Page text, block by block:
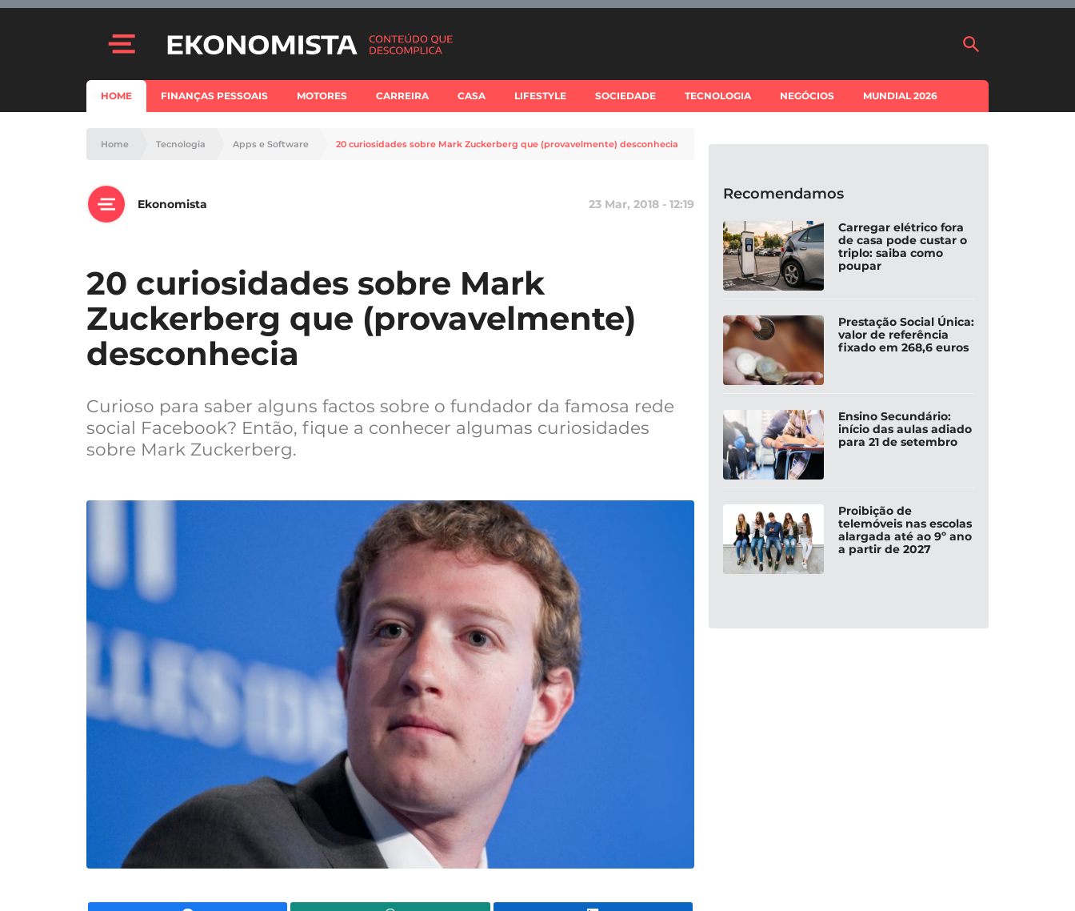
HOME FINANÇAS PESSOAIS MOTORES CARREIRA CASA LIFESTYLE SOCIEDADE TECNOLOGIA NEGÓCIOS MUNDIAL 2026
Home Tecnologia Apps e Software 20 curiosidades sobre Mark Zuckerberg que (provavelmente) desconhecia
Ekonomista 23 Mar, 2018 - 12:19
20 curiosidades sobre Mark
Zuckerberg que (provavelmente)
desconhecia
Curioso para saber alguns factos sobre o fundador da famosa rede
social Facebook? Então, fique a conhecer algumas curiosidades
sobre Mark Zuckerberg.
Recomendamos
Carregar elétrico fora
de casa pode custar o
triplo: saiba como
poupar
Prestação Social Única:
valor de referência
fixado em 268,6 euros
Ensino Secundário:
início das aulas adiado
para 21 de setembro
Proibição de
telemóveis nas escolas
alargada até ao 9º ano
a partir de 2027